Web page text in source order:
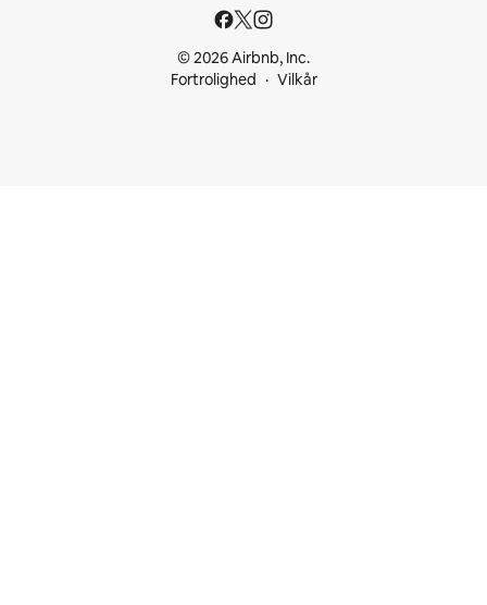
© 2026 Airbnb, Inc.
Fortrolighed
Vilkår